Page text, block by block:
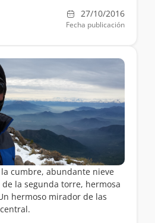
27/10/2016
Fecha publicación
cumbre, abundante nieve
la segunda torre, hermosa
hermoso mirador de las